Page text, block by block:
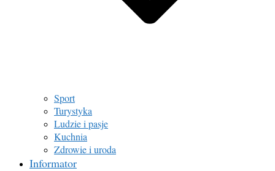
Sport
Turystyka
Ludzie i pasje
Kuchnia
Zdrowie i uroda
Informator